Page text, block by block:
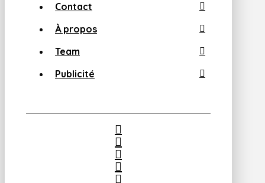
Contact
À propos
Team
Publicité